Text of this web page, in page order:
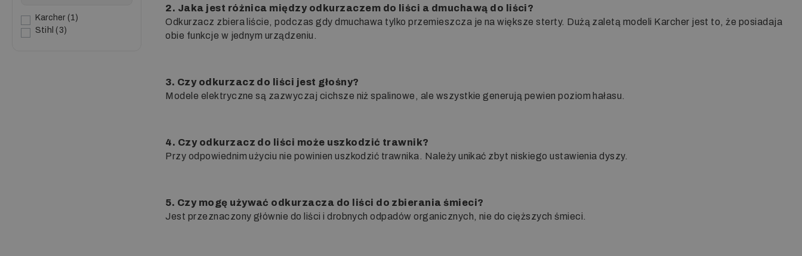
Karcher
1
Stihl
3
2. Jaka jest różnica między odkurzaczem do liści a dmuchawą do liści?
Odkurzacz zbiera liście, podczas gdy dmuchawa tylko przemieszcza je na większe sterty. Dużą zaletą modeli Karcher jest to, że posiadaja
obie funkcje w jednym urządzeniu.
3. Czy odkurzacz do liści jest głośny?
Modele elektryczne są zazwyczaj cichsze niż spalinowe, ale wszystkie generują pewien poziom hałasu.
4. Czy odkurzacz do liści może uszkodzić trawnik?
Przy odpowiednim użyciu nie powinien uszkodzić trawnika. Należy unikać zbyt niskiego ustawienia dyszy.
5. Czy mogę używać odkurzacza do liści do zbierania śmieci?
Jest przeznaczony głównie do liści i drobnych odpadów organicznych, nie do cięższych śmieci.